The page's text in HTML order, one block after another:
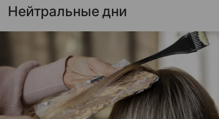
Нейтральные дни